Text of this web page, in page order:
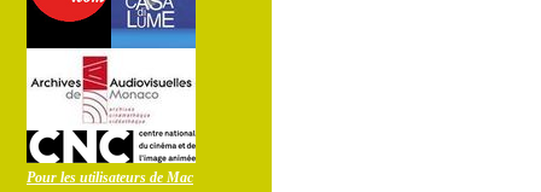
Pour les utilisateurs de Mac